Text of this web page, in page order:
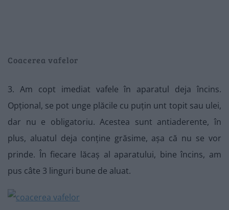
Coacerea vafelor
3. Am copt imediat vafele în aparatul deja încins.
Opțional, se pot unge plăcile cu puțin unt topit sau ulei,
dar nu e obligatoriu. Acestea sunt antiaderente, în
plus, aluatul deja conține grăsime, așa că nu se vor
prinde. În fiecare lăcaș al aparatului, bine încins, am
pus câte 3 linguri bune de aluat.